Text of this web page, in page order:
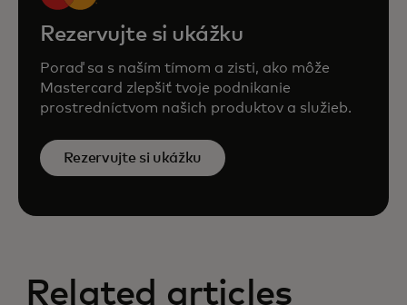
Rezervujte si ukážku
Poraď sa s naším tímom a zisti, ako môže
Mastercard zlepšiť tvoje podnikanie
prostredníctvom našich produktov a služieb.
Rezervujte si ukážku
Related articles